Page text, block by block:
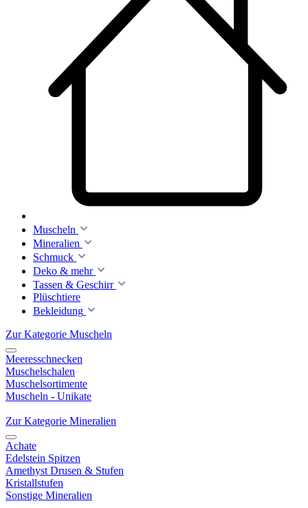
Muscheln
Mineralien
Schmuck
Deko & mehr
Tassen & Geschirr
Plüschtiere
Bekleidung
Zur Kategorie Muscheln
Meeresschnecken
Muschelschalen
Muschelsortimente
Muscheln - Unikate
Zur Kategorie Mineralien
Achate
Edelstein Spitzen
Amethyst Drusen & Stufen
Kristallstufen
Sonstige Mineralien